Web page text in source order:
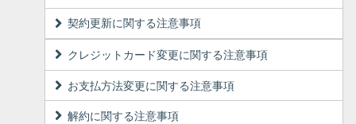
契約更新に関する注意事項
クレジットカード変更に関する注意事項
お支払方法変更に関する注意事項
解約に関する注意事項